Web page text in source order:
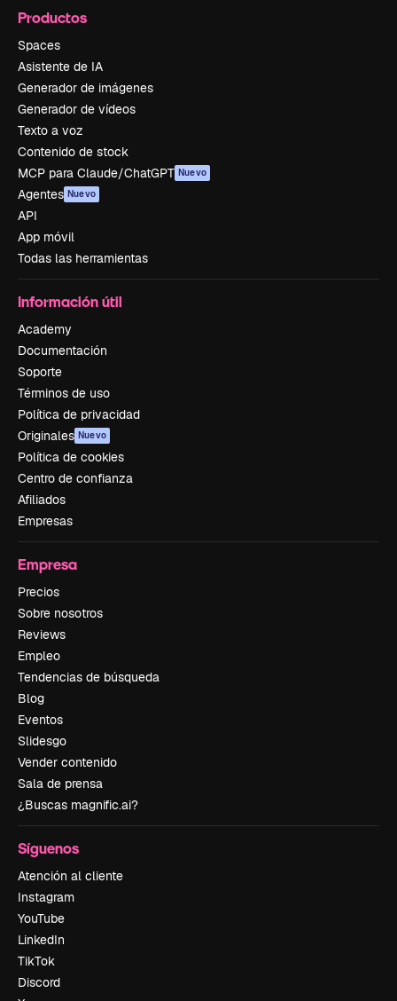
Productos
Spaces
Asistente de IA
Generador de imágenes
Generador de vídeos
Texto a voz
Contenido de stock
MCP para Claude/ChatGPT Nuevo
Agentes Nuevo
API
App móvil
Todas las herramientas
Información útil
Academy
Documentación
Soporte
Términos de uso
Política de privacidad
Originales Nuevo
Política de cookies
Centro de confianza
Afiliados
Empresas
Empresa
Precios
Sobre nosotros
Reviews
Empleo
Tendencias de búsqueda
Blog
Eventos
Slidesgo
Vender contenido
Sala de prensa
¿Buscas magnific.ai?
Síguenos
Atención al cliente
Instagram
YouTube
LinkedIn
TikTok
Discord